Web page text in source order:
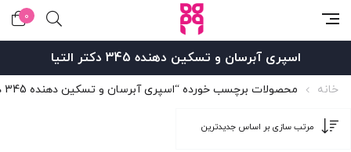
0
اسپری آبرسان و تسکین دهنده 345 دکتر التیا
خانه محصولات برچسب خورده “اسپری آبرسان و تسکین دهنده 345 دکتر التیا”